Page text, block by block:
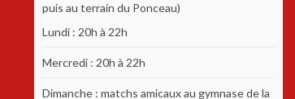
puis au terrain du Ponceau)
Lundi : 20h à 22h
Mercredi : 20h à 22h
Dimanche : matchs amicaux au gymnase de la